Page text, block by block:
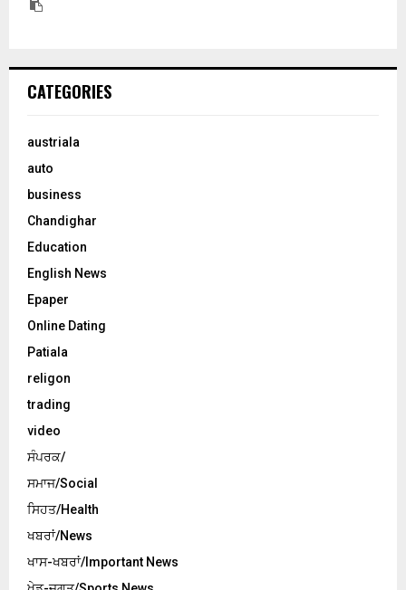
CATEGORIES
austriala
auto
business
Chandighar
Education
English News
Epaper
Online Dating
Patiala
religon
trading
video
ਸੰਪਰਕ/
ਸਮਾਜ/Social
ਸਿਹਤ/Health
ਖਬਰਾਂ/News
ਖਾਸ-ਖਬਰਾਂ/Important News